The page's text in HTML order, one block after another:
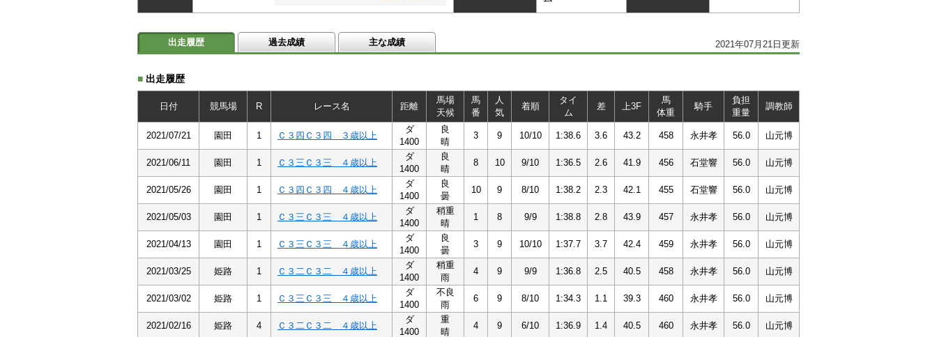
2021年07月21日更新
出走履歴 過去成績 主な成績
■ 出走履歴
日付 競馬場 R レース名 距離
馬場
天候
馬
番
人
気
着順
タイ
ム
差 上3F
馬
体重
騎手
負担
重量
調教師
2021/07/21 園田 1 Ｃ３四Ｃ３四 ３歳以上
ダ
1400
良
晴
3 9 10/10 1:38.6 3.6 43.2 458 永井孝 56.0 山元博
2021/06/11 園田 1 Ｃ３三Ｃ３三 ４歳以上
ダ
1400
良
晴
8 10 9/10 1:36.5 2.6 41.9 456 石堂響 56.0 山元博
2021/05/26 園田 1 Ｃ３四Ｃ３四 ４歳以上
ダ
1400
良
曇
10 9 8/10 1:38.2 2.3 42.1 455 石堂響 56.0 山元博
2021/05/03 園田 1 Ｃ３三Ｃ３三 ４歳以上
ダ
1400
稍重
晴
1 8 9/9 1:38.8 2.8 43.9 457 永井孝 56.0 山元博
2021/04/13 園田 1 Ｃ３三Ｃ３三 ４歳以上
ダ
1400
良
曇
3 9 10/10 1:37.7 3.7 42.4 459 永井孝 56.0 山元博
2021/03/25 姫路 1 Ｃ３二Ｃ３二 ４歳以上
ダ
1400
稍重
雨
4 9 9/9 1:36.8 2.5 40.5 458 永井孝 56.0 山元博
2021/03/02 姫路 1 Ｃ３三Ｃ３三 ４歳以上
ダ
1400
不良
雨
6 9 8/10 1:34.3 1.1 39.3 460 永井孝 56.0 山元博
2021/02/16 姫路 4 Ｃ３二Ｃ３二 ４歳以上
ダ
1400
重
晴
4 9 6/10 1:36.9 1.4 40.5 460 永井孝 56.0 山元博